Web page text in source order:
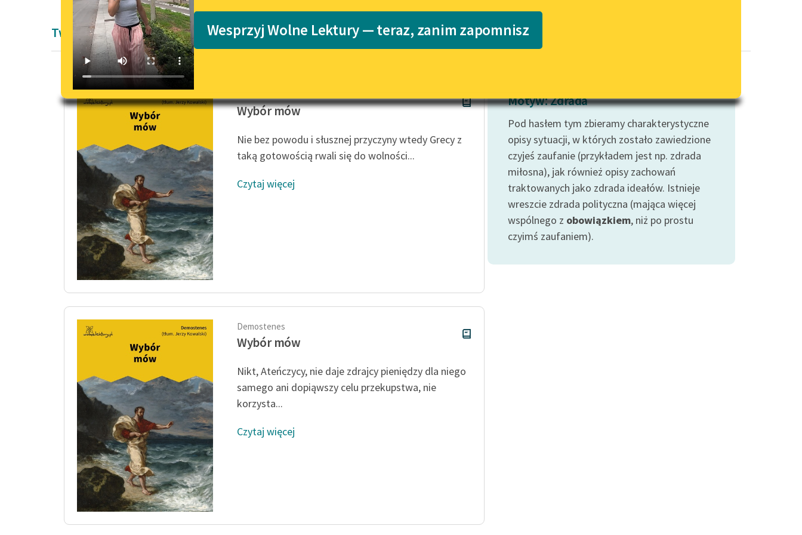
Lektury szkolne i klasyka
literatury do słuchania dla
E-kolekcja lektur szkolnych i
literatury do słuchania dla
niepełnosprawnościami
Feministyczne inspiracje.
Popularyzacja skandynawskiej
Katalog
Katalog w formacie PDF
wrażliwych
Deklaracja dostępności
Wesprzyj Wolne Lektury — teraz, zanim zapomnisz
Twórczość Demostenesa
Wybór mów
Nie bez powodu i słusznej przyczyny wtedy Grecy z
taką gotowością rwali się do wolności...
Czytaj więcej
Demostenes
Wybór mów
Nikt, Ateńczycy, nie daje zdrajcy pieniędzy dla niego
samego ani dopiąwszy celu przekupstwa, nie
korzysta...
Czytaj więcej
Motyw: Zdrada
Pod hasłem tym zbieramy charakterystyczne
opisy sytuacji, w których zostało zawiedzione
czyjeś zaufanie (przykładem jest np. zdrada
miłosna), jak również opisy zachowań
traktowanych jako zdrada ideałów. Istnieje
wreszcie zdrada polityczna (mająca więcej
wspólnego z obowiązkiem, niż po prostu
czyimś zaufaniem).